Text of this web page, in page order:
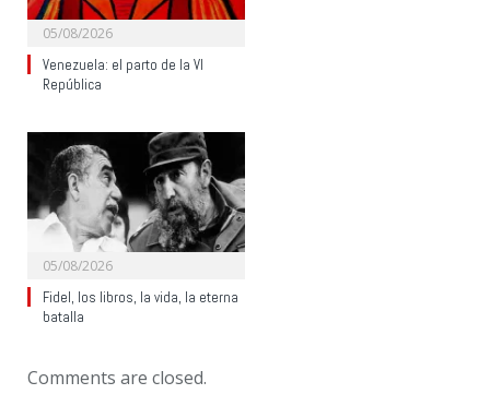
05/08/2026
Venezuela: el parto de la VI
República
05/08/2026
Fidel, los libros, la vida, la eterna
batalla
Comments are closed.